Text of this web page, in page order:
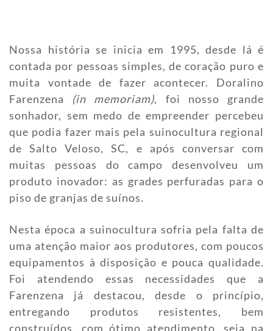
Nossa história se inicia em 1995, desde lá é
contada por pessoas simples, de coração puro e
muita vontade de fazer acontecer. Doralino
Farenzena (in memoriam), foi nosso grande
sonhador, sem medo de empreender percebeu
que podia fazer mais pela suinocultura regional
de Salto Veloso, SC, e após conversar com
muitas pessoas do campo desenvolveu um
produto inovador: as grades perfuradas para o
piso de granjas de suínos.
Nesta época a suinocultura sofria pela falta de
uma atenção maior aos produtores, com poucos
equipamentos à disposição e pouca qualidade.
Foi atendendo essas necessidades que a
Farenzena já destacou, desde o princípio,
entregando produtos resistentes, bem
construídos, com ótimo atendimento, seja na